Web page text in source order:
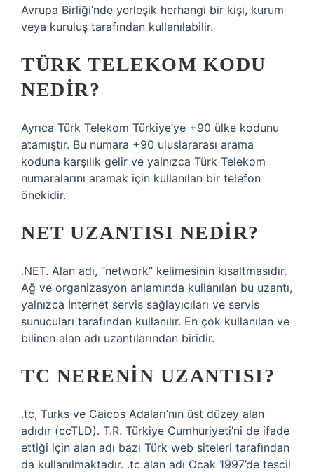
Avrupa Birliği’nde yerleşik herhangi bir kişi, kurum
veya kuruluş tarafından kullanılabilir.
TÜRK TELEKOM KODU
NEDIR?
Ayrıca Türk Telekom Türkiye’ye +90 ülke kodunu
atamıştır. Bu numara +90 uluslararası arama
koduna karşılık gelir ve yalnızca Türk Telekom
numaralarını aramak için kullanılan bir telefon
önekidir.
NET UZANTISI NEDIR?
.NET. Alan adı, “network” kelimesinin kısaltmasıdır.
Ağ ve organizasyon anlamında kullanılan bu uzantı,
yalnızca İnternet servis sağlayıcıları ve servis
sunucuları tarafından kullanılır. En çok kullanılan ve
bilinen alan adı uzantılarından biridir.
TC NERENIN UZANTISI?
.tc, Turks ve Caicos Adaları’nın üst düzey alan
adıdır (ccTLD). T.R. Türkiye Cumhuriyeti’ni de ifade
ettiği için alan adı bazı Türk web siteleri tarafından
da kullanılmaktadır. .tc alan adı Ocak 1997’de tescil